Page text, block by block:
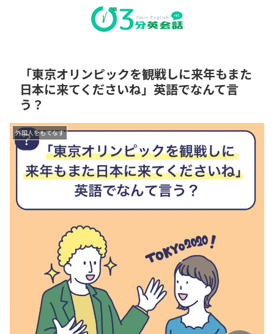
「東京オリンピックを観戦しに来年もまた
日本に来てくださいね」英語でなんて言
う？
外国人をもてなす